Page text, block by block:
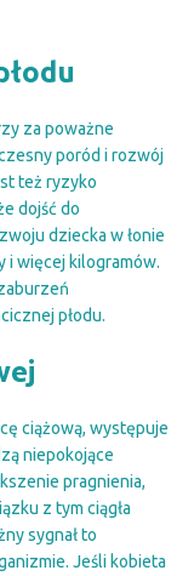
za poważne
poród i rozwój
też ryzyko
dojść do
dziecka w łonie
i więcej kilogramów.
płodu.
ciążową, występuje
niepokojące
pragnienia,
z tym ciągła
sygnał to
Jeśli kobieta